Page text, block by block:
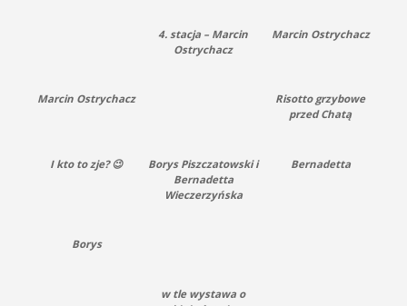
4. stacja – Marcin
Ostrychacz
Marcin Ostrychacz
Marcin Ostrychacz
Risotto grzybowe
przed Chatą
I kto to zje? 😉
Borys Piszczatowski i
Bernadetta
Wieczerzyńska
Bernadetta
Borys
w tle wystawa o